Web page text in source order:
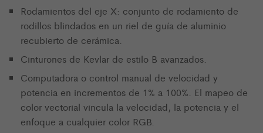
Rodamientos del eje X: conjunto de rodamiento de
rodillos blindados en un riel de guía de aluminio
recubierto de cerámica.
Cinturones de Kevlar de estilo B avanzados.
Computadora o control manual de velocidad y
potencia en incrementos de 1% a 100%. El mapeo de
color vectorial vincula la velocidad, la potencia y el
enfoque a cualquier color RGB.